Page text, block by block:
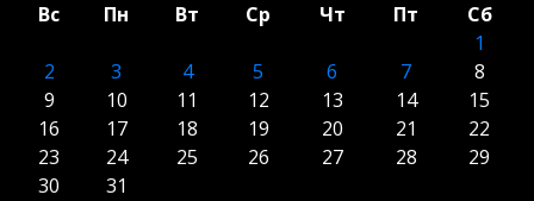
Вс Пн Вт Ср Чт Пт
Сб
1
2
3 4 5 6 7
8
9
10 11 12 13 14
15
16
17 18 19 20 21
22
23
24 25 26 27 28
29
30
31